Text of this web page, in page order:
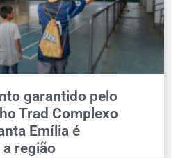
garantido pelo
Trad Complexo
Emília é
região